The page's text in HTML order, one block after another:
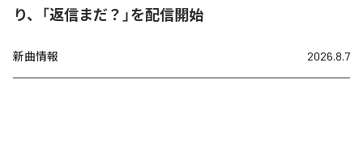
り、「返信まだ？」を配信開始
新曲情報 2026.8.7